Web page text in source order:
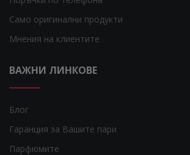
Само оригинални продукти
Мнения на клиентите
ВАЖНИ ЛИНКОВЕ
Блог
Гаранция за Вашите пари
Парфюмите